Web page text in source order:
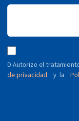
D Autorizo ​​el
de privacidad
y la